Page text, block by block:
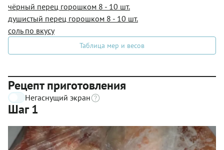
чёрный перец горошком 8 - 10 шт.
душистый перец горошком 8 - 10 шт.
соль по вкусу
Таблица мер и весов
Рецепт приготовления
Негаснущий экран
Шаг 1